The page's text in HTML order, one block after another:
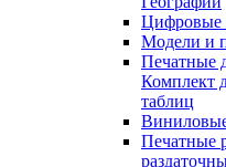
Цифровые
Модели и
Печатные
Комплект
таблиц
Печатные